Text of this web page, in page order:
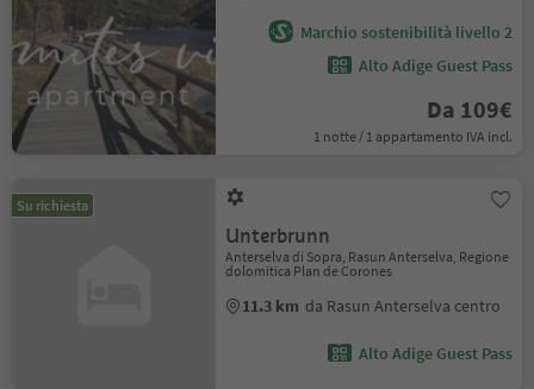
Marchio sostenibilità livello 2
Alto Adige Guest Pass
Da 109€
1 notte / 1 appartamento IVA incl.
Su richiesta
Unterbrunn
Anterselva di Sopra, Rasun Anterselva, Regione
dolomitica Plan de Corones
11.3 km da Rasun Anterselva centro
Alto Adige Guest Pass